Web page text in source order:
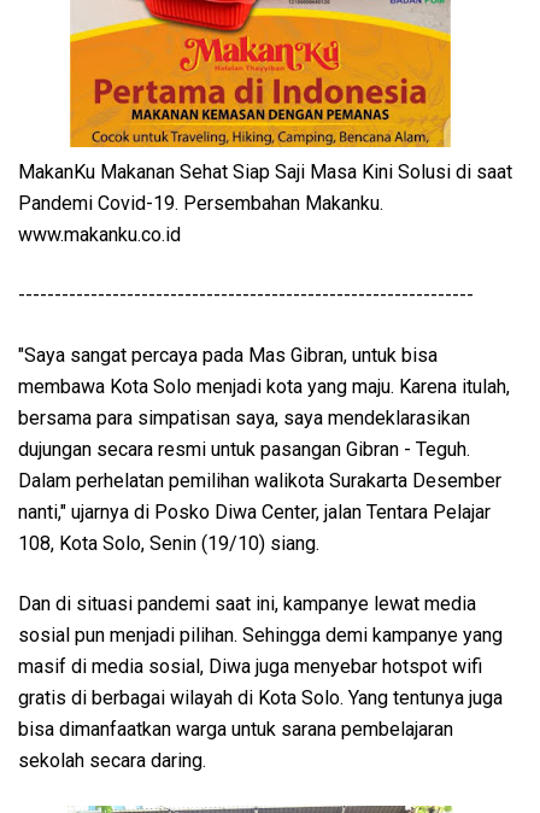
MakanKu Makanan Sehat Siap Saji Masa Kini Solusi di saat
Pandemi Covid-19. Persembahan Makanku.
www.makanku.co.id
---------------------------------------------------------------
"Saya sangat percaya pada Mas Gibran, untuk bisa
membawa Kota Solo menjadi kota yang maju. Karena itulah,
bersama para simpatisan saya, saya mendeklarasikan
dujungan secara resmi untuk pasangan Gibran - Teguh.
Dalam perhelatan pemilihan walikota Surakarta Desember
nanti," ujarnya di Posko Diwa Center, jalan Tentara Pelajar
108, Kota Solo, Senin (19/10) siang.
Dan di situasi pandemi saat ini, kampanye lewat media
sosial pun menjadi pilihan. Sehingga demi kampanye yang
masif di media sosial, Diwa juga menyebar hotspot wifi
gratis di berbagai wilayah di Kota Solo. Yang tentunya juga
bisa dimanfaatkan warga untuk sarana pembelajaran
sekolah secara daring.